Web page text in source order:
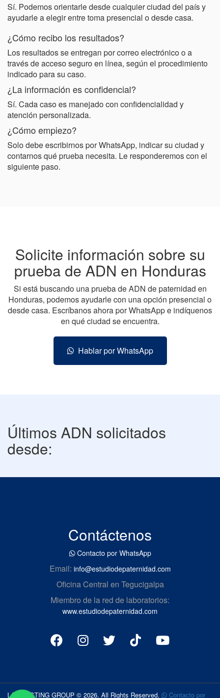
Sí. Podemos orientarle desde cualquier ciudad del país y
ayudarle a elegir entre toma presencial o desde casa.
¿Cómo recibo los resultados?
Los resultados se entregan por correo electrónico o a
través de acceso seguro en línea, según el procedimiento
indicado para su caso.
¿La información es confidencial?
Sí. Cada caso es manejado con confidencialidad y
atención personalizada.
¿Cómo empiezo?
Solo debe escribirnos por WhatsApp, indicar su ciudad y
contarnos qué prueba necesita. Le responderemos con el
siguiente paso.
Solicite información sobre su
prueba de ADN en Honduras
Si está buscando una prueba de ADN de paternidad en
Honduras, podemos ayudarle con una opción presencial o
desde casa. Escríbanos ahora por WhatsApp e indíquenos
en qué ciudad se encuentra.
Hablar por WhatsApp
Últimos ADN solicitados
desde:
Contáctenos
Contacto por WhatsApp
Email: info@estudiodepaternidad.com
Oficina Central en Tegucigalpa
Miembro de la red de laboratorios:
www.estudiodepaternidad.com
LAB TESTING GROUP © 2026. All Rights Reserved. Contacto por